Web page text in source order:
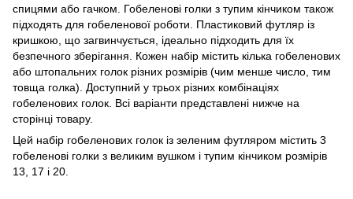
спицями або гачком. Гобеленові голки з тупим кінчиком також
підходять для гобеленової роботи. Пластиковий футляр із
кришкою, що загвинчується, ідеально підходить для їх
безпечного зберігання. Кожен набір містить кілька гобеленових
або штопальних голок різних розмірів (чим менше число, тим
товща голка). Доступний у трьох різних комбінаціях
гобеленових голок. Всі варіанти представлені нижче на
сторінці товару.
Цей набір гобеленових голок із зеленим футляром містить 3
гобеленові голки з великим вушком і тупим кінчиком розмірів
13, 17 і 20.